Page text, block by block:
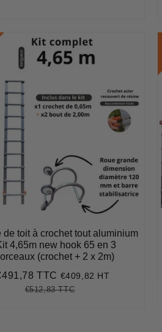
de toit à crochet tout aluminium
4,65m new hook 65 en 3
(crochet + 2 x 2m)
TTC €491,78
€409,82 HT
Prix
€512,83 TTC€512,83